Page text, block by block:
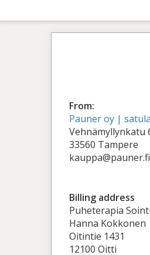
From:
Pauner oy |
Vehnämyllynkatu
33560 Tampere
kauppa@pauner.fi
Billing address
Puheterapia
Hanna Kokkonen
Oitintie 1431
12100 Oitti